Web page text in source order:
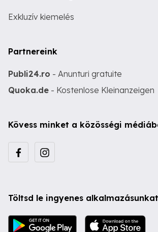
Exkluzív kiemelés
Partnereink
Publi24.ro - Anunturi gratuite
Quoka.de - Kostenlose Kleinanzeigen
Kövess minket a közösségi
Töltsd le ingyenes alkalmazásunkat